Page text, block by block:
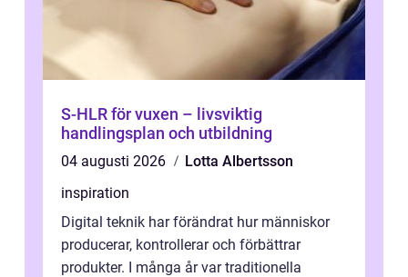
S-HLR för vuxen – livsviktig
handlingsplan och utbildning
04 augusti 2026
Lotta Albertsson
inspiration
Digital teknik har förändrat hur människor
producerar, kontrollerar och förbättrar
produkter. I många år var traditionella